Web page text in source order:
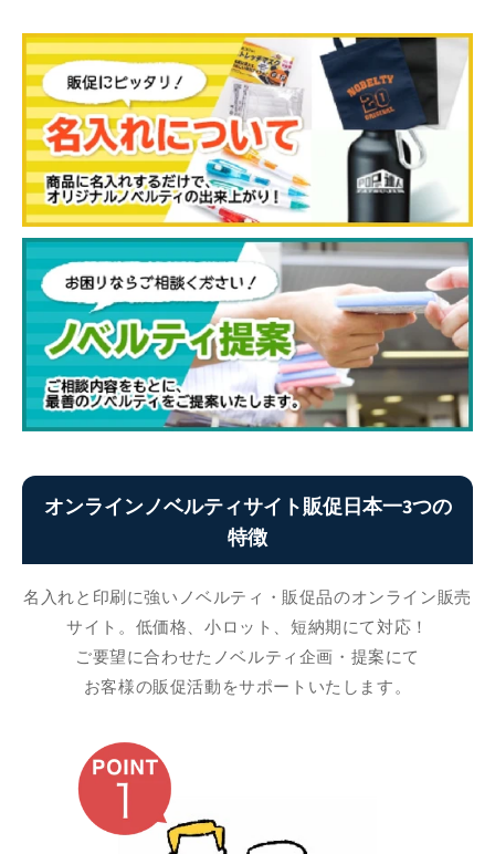
オンラインノベルティサイト販促日本一3つの
特徴
名入れと印刷に強いノベルティ・販促品のオンライン販売
サイト。低価格、小ロット、短納期にて対応！
ご要望に合わせたノベルティ企画・提案にて
お客様の販促活動をサポートいたします。